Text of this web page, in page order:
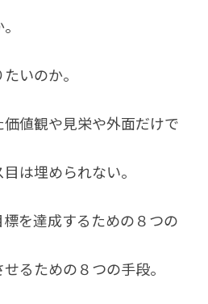
いのか。
値観や見栄や外面だけで
は埋められない。
を達成するための８つの
るための８つの手段。